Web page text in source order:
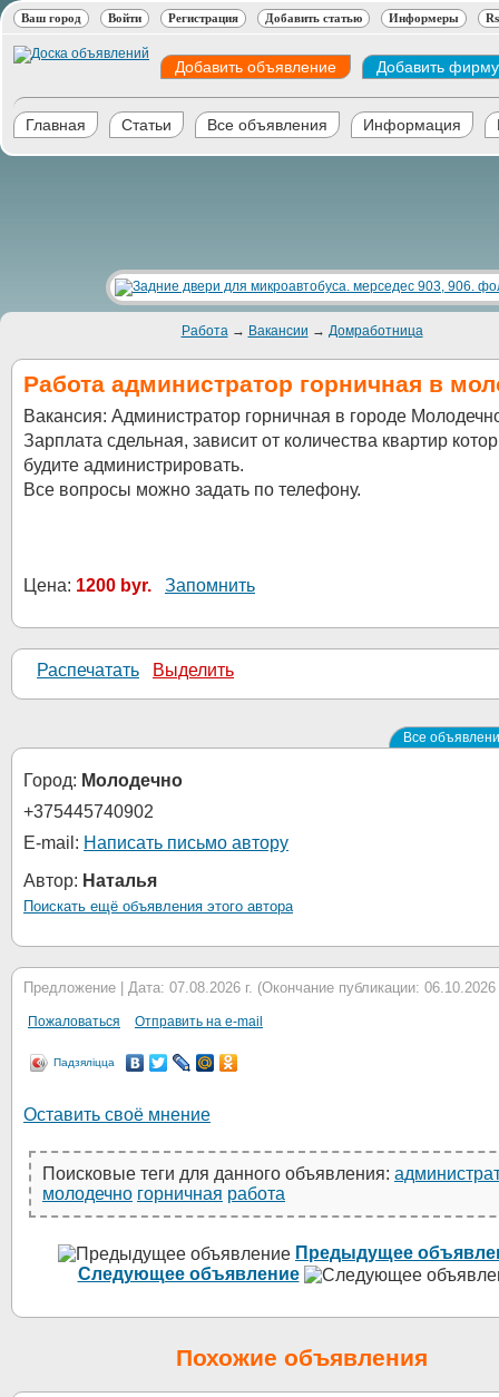
Ваш город Войти Регистрация Добавить статью Информеры
Добавить объявление Добавить фирму
Главная Статьи Все объявления Информация
Работа→ Вакансии → Домработница
Работа администратор горничная в
Вакансия: Администратор горничная в городе
Зарплата сдельная, зависит от количества квартир
будите администрировать.
Все вопросы можно задать по телефону.
Цена: 1200 byr. Запомнить
Распечатать Выделить
Все
Город: Молодечно
+375445740902
E-mail: Написать письмо автору
Автор: Наталья
Поискать ещё объявления этого автора
Предложение | Дата: 07.08.2026 г. (Окончание публикации: 06.10.2026
Пожаловаться Отправить на e-mail
Падзяліцца
Оставить своё мнение
Поисковые теги для данного объявления:
молодечно горничная работа
Предыдущее
Следующее объявление
Похожие объявления